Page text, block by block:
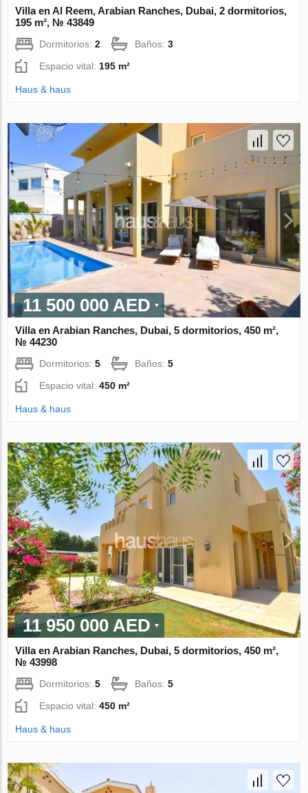
Villa en Al Reem, Arabian Ranches, Dubai, 2 dormitorios,
195 m², № 43849
Dormitorios:2 Baños:3
Espacio vital: 195 m²
Haus & haus
11 500 000 AED
Villa en Arabian Ranches, Dubai, 5 dormitorios, 450 m²,
№ 44230
Dormitorios:5 Baños:5
Espacio vital:450 m²
Haus & haus
11 950 000 AED
Villa en Arabian Ranches, Dubai, 5 dormitorios, 450 m²,
№ 43998
Dormitorios:5 Baños:5
Espacio vital:450 m²
Haus & haus